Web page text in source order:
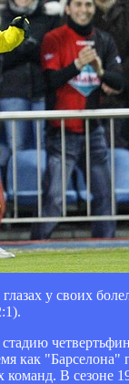
у своих
как
команд. В